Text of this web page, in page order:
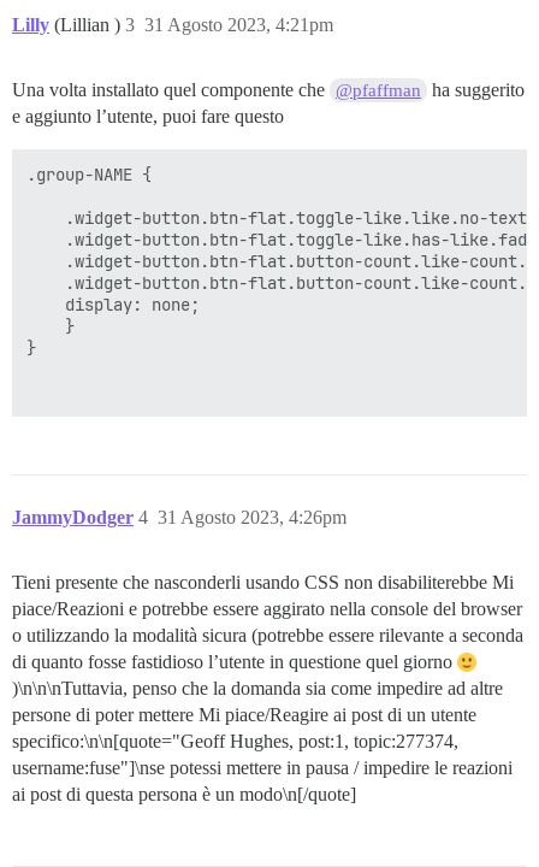
Lilly (Lillian ) 31 Agosto 2023, 4:21pm
3
Una volta installato quel componente che @pfaffman
ha suggerito
e aggiunto l’utente, puoi fare questo
.group-NAME {
.widget-button.btn-flat.toggle-like.like.no-
.widget-button.btn-flat.toggle-like.has-
.widget-button.btn-flat.button-count.like-
.widget-button.btn-flat.button-count.like-
    display: none;
    }
}
JammyDodger 31 Agosto 2023, 4:26pm
4
Tieni presente che nasconderli usando CSS non disabiliterebbe Mi
piace/Reazioni e potrebbe essere aggirato nella console del browser
o utilizzando la modalità sicura (potrebbe essere rilevante a seconda
di quanto fosse fastidioso l’utente in questione quel giorno
)\n\n\nTuttavia, penso che la domanda sia come impedire ad altre
persone di poter mettere Mi piace/Reagire ai post di un utente
specifico:\n\n[quote="Geoff Hughes, post:1, topic:277374,
username:fuse"]\nse potessi mettere in pausa / impedire le reazioni
ai post di questa persona è un modo\n[/quote]